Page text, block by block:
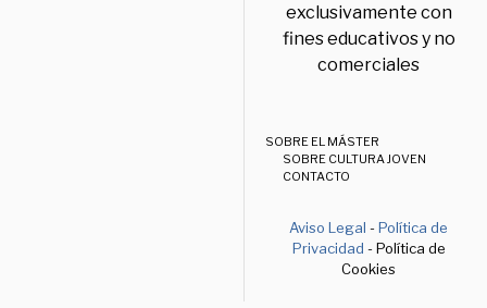
exclusivamente con
fines educativos y no
comerciales
SOBRE EL MÁSTER
SOBRE CULTURA JOVEN
CONTACTO
Aviso Legal -Política de
Privacidad - Política de
Cookies